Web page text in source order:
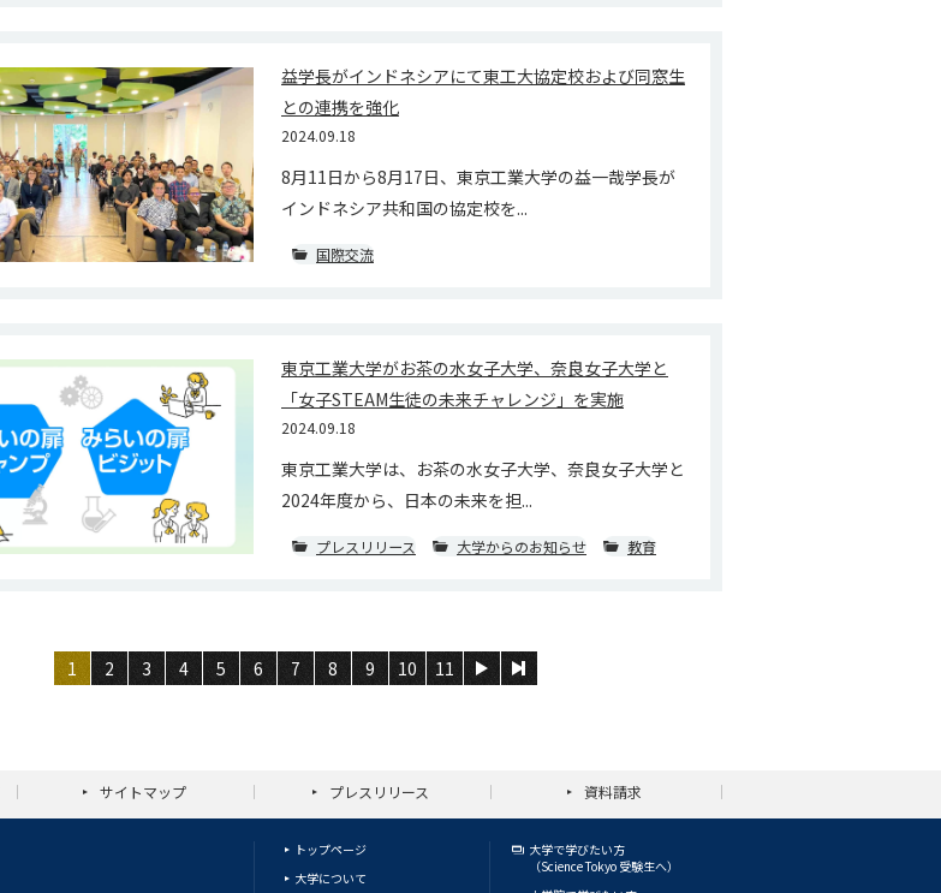
益学長がインドネシアにて東工大協定校および同窓生
との連携を強化
2024.09.18
8月11日から8月17日、東京工業大学の益一哉学長が
インドネシア共和国の協定校を...
国際交流
東京工業大学がお茶の水女子大学、奈良女子大学と
「女子STEAM生徒の未来チャレンジ」を実施
2024.09.18
東京工業大学は、お茶の水女子大学、奈良女子大学と
2024年度から、日本の未来を担...
プレスリリース 大学からのお知らせ 教育
1 2 3 4 5 6 7 8 9 10 11
サイトマップ プレスリリース 資料請求
トップページ
大学について
大学で学びたい方
（Science Tokyo 受験生へ）